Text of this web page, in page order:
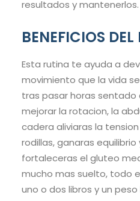
resultados y mantenerlos.
BENEFICIOS
Esta rutina te ayuda a
movimiento que la vida
tras pasar horas sentado
mejorar la rotacion, la
cadera aliviaras la
rodillas, ganaras
fortaleceras el gluteo
mucho mas suelto, todo
uno o dos libros y un peso